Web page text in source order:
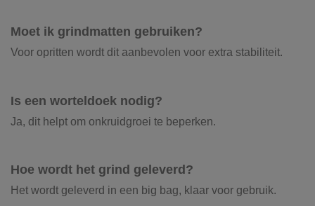
Moet ik grindmatten gebruiken?
Voor opritten wordt dit aanbevolen voor extra stabiliteit.
Is een worteldoek nodig?
Ja, dit helpt om onkruidgroei te beperken.
Hoe wordt het grind geleverd?
Het wordt geleverd in een big bag, klaar voor gebruik.